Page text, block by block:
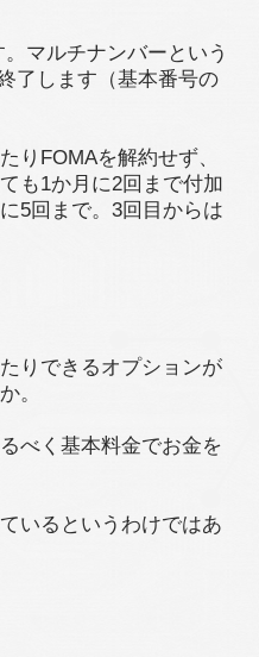
マルチナンバーという
了します（基本番号の
りFOMAを解約せず、
も1か月に2回まで付加
5回まで。3回目からは
りできるオプションが
。
べく基本料金でお金を
いるというわけではあ